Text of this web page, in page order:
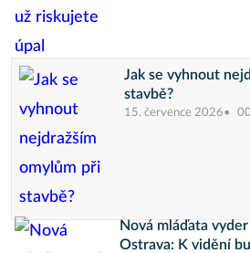
Jak se vyhnout
stavbě?
15. července 2026
Nová mláďata
Ostrava: K vidění